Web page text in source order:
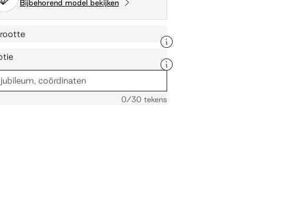
Bijbehorend model bekijken
0/30 tekens